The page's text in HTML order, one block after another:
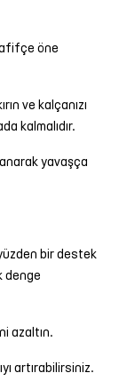
öne
ve kalçanızı
kalmalıdır.
yavaşça
bir destek
denge
azaltın.
artırabilirsiniz.